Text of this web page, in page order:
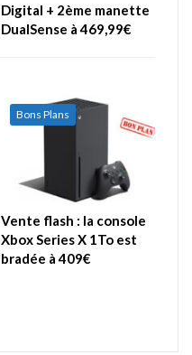
Digital + 2ème manette
DualSense à 469,99€
Bons Plans
Vente flash : la console
Xbox Series X 1To est
bradée à 409€